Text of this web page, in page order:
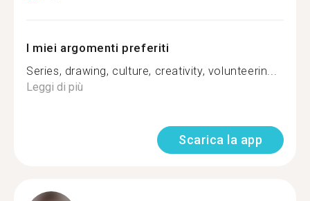
I miei argomenti preferiti
Series, drawing, culture, creativity, volunteerin...
Leggi di più
Scarica la app